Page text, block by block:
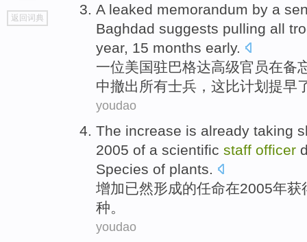
go
top
返回词典
A leaked memorandum by a
Baghdad suggests pulling all
year, 15 months early.
一位美国驻巴格达高级官员在备
中撤出 所有士兵 ， 这比计划 提早
youdao
The increase is already taking
2005 of a scientific staff officer
Species of plants.
增加已然形成的任命在2005年获
种。
youdao